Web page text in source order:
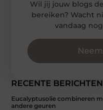
RECENTE BERICHTEN
Eucalyptusolie combineren
andere geuren
Wil jij jouw blogs
bereiken? Wacht
vandaag